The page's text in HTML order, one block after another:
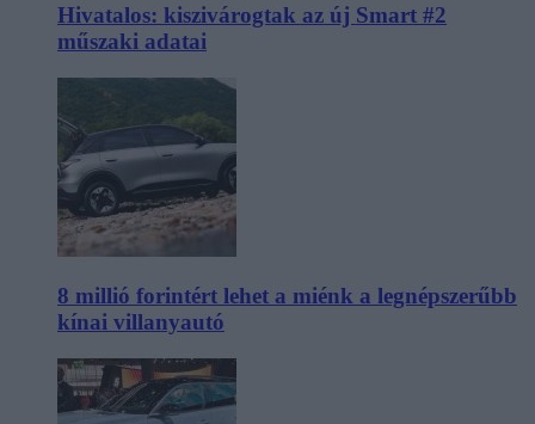
Hivatalos: kiszivárogtak az új Smart #2
műszaki adatai
8 millió forintért lehet a miénk a legnépszerűbb
kínai villanyautó